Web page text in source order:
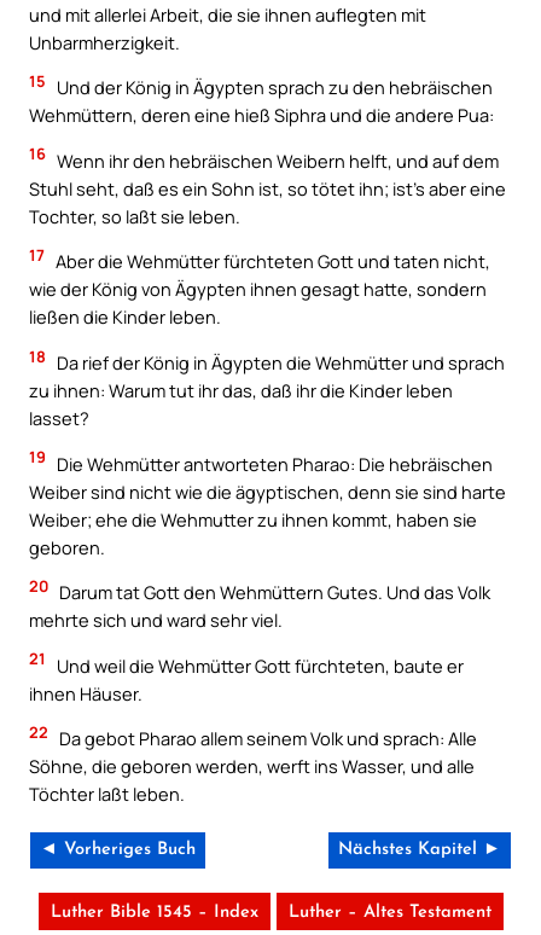
und mit allerlei Arbeit, die sie ihnen auflegten mit
Unbarmherzigkeit.
15
Und der König in Ägypten sprach zu den hebräischen
Wehmüttern, deren eine hieß Siphra und die andere Pua:
16 Wenn ihr den hebräischen Weibern helft, und auf dem
Stuhl seht, daß es ein Sohn ist, so tötet ihn; ist’s aber eine
Tochter, so laßt sie leben.
17 Aber die Wehmütter fürchteten Gott und taten nicht,
wie der König von Ägypten ihnen gesagt hatte, sondern
ließen die Kinder leben.
18
Da rief der König in Ägypten die Wehmütter und sprach
zu ihnen: Warum tut ihr das, daß ihr die Kinder leben
lasset?
19
Die Wehmütter antworteten Pharao: Die hebräischen
Weiber sind nicht wie die ägyptischen, denn sie sind harte
Weiber; ehe die Wehmutter zu ihnen kommt, haben sie
geboren.
20 Darum tat Gott den Wehmüttern Gutes. Und das Volk
mehrte sich und ward sehr viel.
21
Und weil die Wehmütter Gott fürchteten, baute er
ihnen Häuser.
22
Da gebot Pharao allem seinem Volk und sprach: Alle
Söhne, die geboren werden, werft ins Wasser, und alle
Töchter laßt leben.
◄ Vorheriges Buch Nächstes Kapitel ►
Luther Bible 1545 – Index Luther – Altes Testament